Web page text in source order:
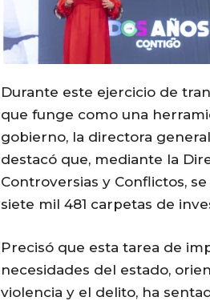
Durante este ejercicio de
que funge como una
gobierno, la directora
destacó que, mediante la
Controversias y Conflictos,
siete mil 481 carpetas de
Precisó que esta tarea de
necesidades del estado,
violencia y el delito, ha